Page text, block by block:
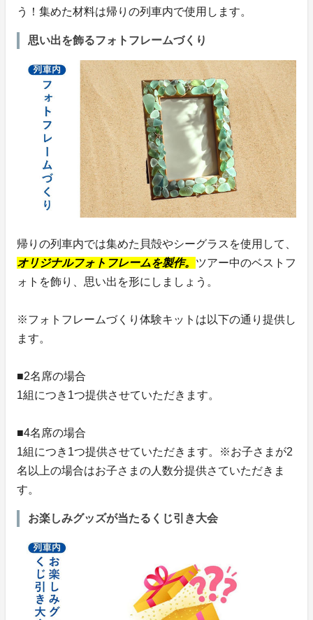
う！集めた材料は帰りの列車内で使用します。
思い出を飾るフォトフレームづくり
帰りの列車内では集めた貝殻やシーグラスを使用して、
オリジナルフォトフレームを製作。 ツアー中のベストフ
ォトを飾り、思い出を形にしましょう。
※フォトフレームづくり体験キットは以下の通り提供し
ます。
■2名席の場合
1組につき1つ提供させていただきます。
■4名席の場合
1組につき1つ提供させていただきます。※お子さまが2
名以上の場合はお子さまの人数分提供さていただきま
す。
お楽しみグッズが当たるくじ引き大会